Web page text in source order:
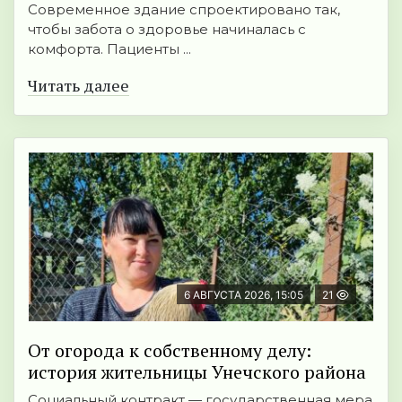
Современное здание спроектировано так,
чтобы забота о здоровье начиналась с
комфорта. Пациенты ...
Читать далее
6 АВГУСТА 2026, 15:05 21
От огорода к собственному делу:
история жительницы Унечского района